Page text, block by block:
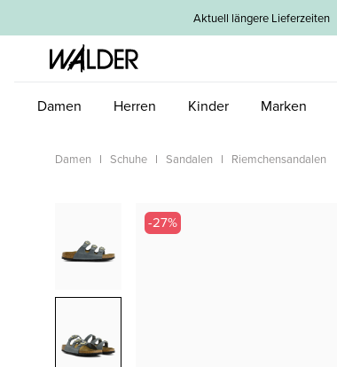
Aktuell längere Lieferzeiten
Damen Herren Kinder Marken
Damen Schuhe Sandalen Riemchensandalen
Bildergalerie überspringen
-27%